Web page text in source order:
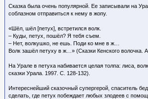
Сказка была очень популярной. Ее записывали на
соблазном отправиться к нему в жопу.
«Шёл, шёл [петух], встретился волк.
– Куды, петух, пошёл? Я тебя съем.
– Нет, волкушко, не ешь. Поди ко мне в ж…
Волк зашёл петуху в ж…» (Сказки Кенского волочка.
На Урале в петуха набивается целая толпа: лиса,
сказки Урала. 1997. С. 128-132).
Интереснейший сказочный супергерой, спаситель
сделать, где петух побеждает любых злодеев с